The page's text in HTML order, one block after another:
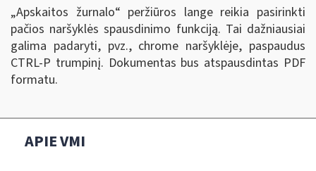
„Apskaitos žurnalo“ peržiūros lange reikia pasirinkti
pačios naršyklės spausdinimo funkciją. Tai dažniausiai
galima padaryti, pvz., chrome naršyklėje, paspaudus
CTRL-P trumpinį. Dokumentas bus atspausdintas PDF
formatu.
APIE VMI